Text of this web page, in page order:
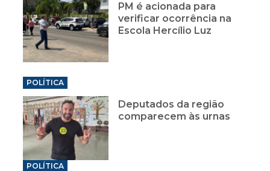
PM é acionada para
verificar ocorrência na
Escola Hercílio Luz
POLÍTICA
Deputados da região
comparecem às urnas
POLÍTICA